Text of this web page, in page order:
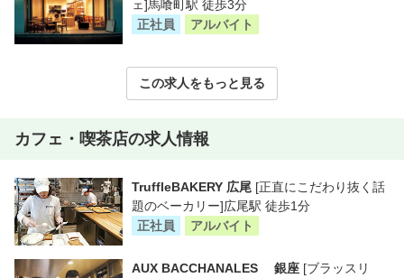
ェ]馬喰町駅 徒歩3分
正社員
アルバイト
この求人をもっと見る
カフェ・喫茶店の求人情報
TruffleBAKERY 広尾 [正直にこだわり抜く話
題のベーカリー]広尾駅 徒歩1分
正社員
アルバイト
AUX BACCHANALES 銀座 [ブラッスリ